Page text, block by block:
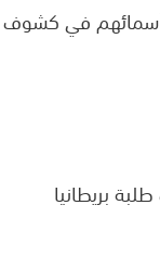
أسمائهم في كشوف
بريطانيا